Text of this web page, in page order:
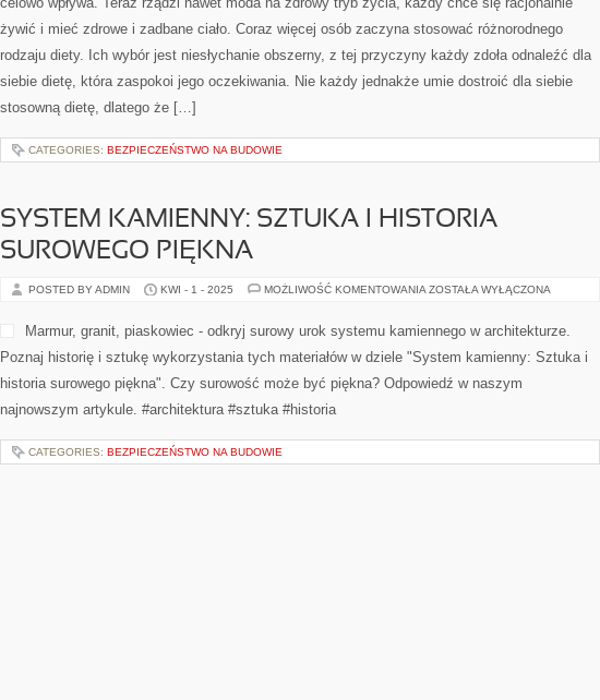
O
ZDROWIE
WŁASNEGO
Jak zadbać o zdrowie swojego dziecka? Zachowanie
zdrowego stylu życia, na każdego celowo wpływa. Teraz
rządzi nawet moda na zdrowy tryb życia, każdy chce
Coraz więcej osób zaczyna stosować różnorodnego
rodzaju diety. Ich wybór jest niesłychanie obszerny, z tej
jednakże umie dostroić dla siebie stosowną dietę, dlatego że […]
CATEGORIES:BEZPIECZEŃSTWO NA BUDOWIE
SYSTEM KAMIENNY: SZTUKA I HISTORIA
SUROWEGO PIĘKNA
POSTED BY ADMIN KWI - 1 - 2025 MOŻLIWOŚĆ KOMENTOWANIA
HISTORIA
PIĘKNA
ZOSTAŁA WYŁĄCZONA
Marmur, granit, piaskowiec - odkryj surowy urok
systemu kamiennego w architekturze. Poznaj historię i